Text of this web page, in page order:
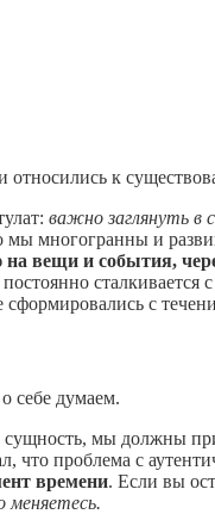
к
важно заглянуть в
многогранны и
вещи и события,
постоянно
с
себе думаем.
мы должны
что проблема с
времени. Если вы
меняетесь.